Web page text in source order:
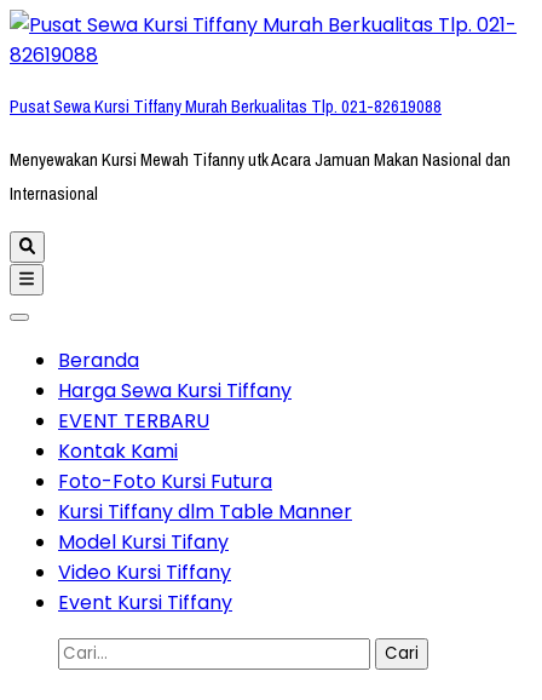
Lompat
ke
(Tekan
Pusat Sewa Kursi Tiffany Murah Berkualitas Tlp. 021-82619088
Menyewakan Kursi Mewah Tifanny utk Acara Jamuan Makan Nasional dan
Internasional
Beranda
Harga Sewa Kursi Tiffany
EVENT TERBARU
Kontak Kami
Foto-Foto Kursi Futura
Kursi Tiffany dlm Table Manner
Model Kursi Tifany
Video Kursi Tiffany
Event Kursi Tiffany
Cari